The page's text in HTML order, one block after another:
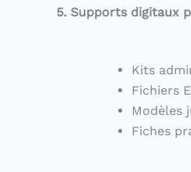
5. Supports digitaux
Kits
Fichiers
Modèles
Fiches